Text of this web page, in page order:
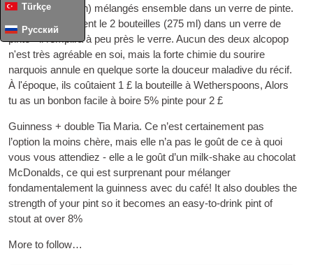
Türkçe
Русский
fruit de la passion) mélangés ensemble dans un verre de pinte.
Versez simplement le 2 bouteilles (275 ml) dans un verre de
pinte - il remplira à peu près le verre. Aucun des deux alcopop
n'est très agréable en soi, mais la forte chimie du sourire
narquois annule en quelque sorte la douceur maladive du récif.
À l'époque, ils coûtaient 1 £ la bouteille à Wetherspoons, Alors
tu as un bonbon facile à boire 5% pinte pour 2 £
Guinness + double Tia Maria. Ce n’est certainement pas
l’option la moins chère, mais elle n’a pas le goût de ce à quoi
vous vous attendiez - elle a le goût d’un milk-shake au chocolat
McDonalds, ce qui est surprenant pour mélanger
fondamentalement la guinness avec du café! It also doubles the
strength of your pint so it becomes an easy-to-drink pint of
stout at over 8%
More to follow…